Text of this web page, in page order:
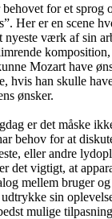
for et sprog
Her er en scene
nyeste værk af sin
Mozart have
hvis han skulle
ønsker.
er det måske
behov for at
eller andre
det vigtigt, at
mellem bruger
sin
mulige